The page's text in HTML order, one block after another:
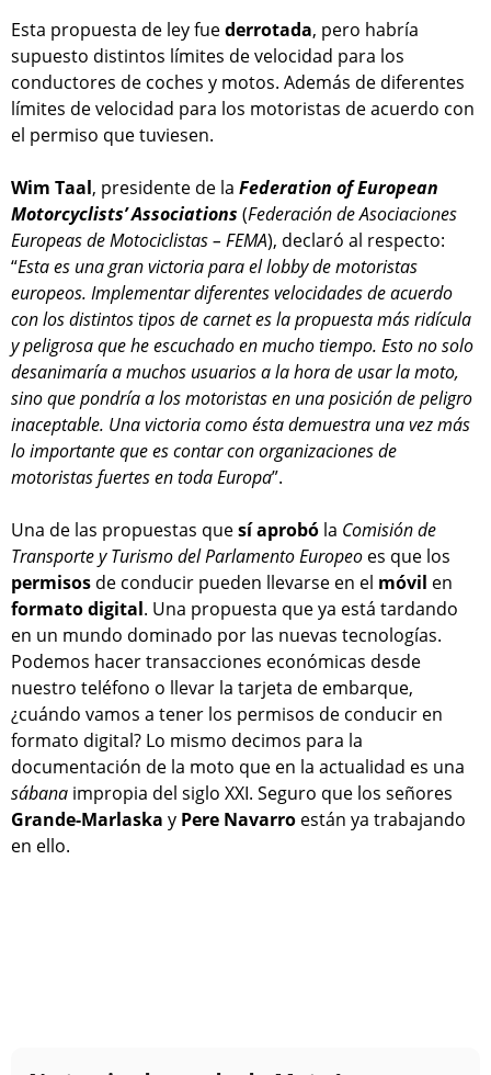
Esta propuesta de ley fuederrotada, pero habría
supuesto distintos límites de velocidad para los
conductores de coches y motos. Además de diferentes
límites de velocidad para los motoristas de acuerdo con
el permiso que tuviesen.
Wim Taal, presidente de la Federation of European
Motorcyclists’ Associations (Federación de Asociaciones
Europeas de Motociclistas – FEMA), declaró al respecto:
“Esta es una gran victoria para el lobby de motoristas
europeos. Implementar diferentes velocidades de acuerdo
con los distintos tipos de carnet es la propuesta más ridícula
y peligrosa que he escuchado en mucho tiempo. Esto no solo
desanimaría a muchos usuarios a la hora de usar la moto,
sino que pondría a los motoristas en una posición de peligro
inaceptable. Una victoria como ésta demuestra una vez más
lo importante que es contar con organizaciones de
motoristas fuertes en toda Europa”.
Una de las propuestas quesí aprobó la Comisión de
Transporte y Turismo del Parlamento Europeo es que los
permisos de conducir pueden llevarse en el móvil en
formato digital. Una propuesta que ya está tardando
en un mundo dominado por las nuevas tecnologías.
Podemos hacer transacciones económicas desde
nuestro teléfono o llevar la tarjeta de embarque,
¿cuándo vamos a tener los permisos de conducir en
formato digital? Lo mismo decimos para la
documentación de la moto que en la actualidad es una
sábana impropia del siglo XXI. Seguro que los señores
Grande-Marlaska y Pere Navarro están ya trabajando
en ello.